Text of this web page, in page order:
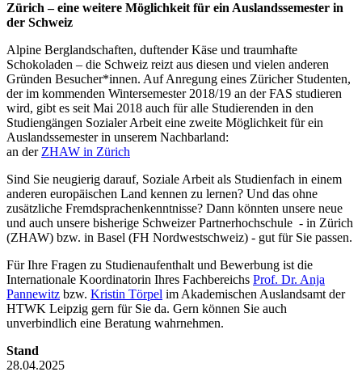
Zürich – eine weitere Möglichkeit für ein Auslandssemester in
der Schweiz
Alpine Berglandschaften, duftender Käse und traumhafte
Schokoladen – die Schweiz reizt aus diesen und vielen anderen
Gründen Besucher*innen. Auf Anregung eines Züricher Studenten,
der im kommenden Wintersemester 2018/19 an der FAS studieren
wird, gibt es seit Mai 2018 auch für alle Studierenden in den
Studiengängen Sozialer Arbeit eine zweite Möglichkeit für ein
Auslandssemester in unserem Nachbarland:
an der ZHAW in Zürich
Sind Sie neugierig darauf, Soziale Arbeit als Studienfach in einem
anderen europäischen Land kennen zu lernen? Und das ohne
zusätzliche Fremdsprachenkenntnisse? Dann könnten unsere neue
und auch unsere bisherige Schweizer Partnerhochschule - in Zürich
(ZHAW) bzw. in Basel (FH Nordwestschweiz) - gut für Sie passen.
Für Ihre Fragen zu Studienaufenthalt und Bewerbung ist die
Internationale Koordinatorin Ihres Fachbereichs Prof. Dr. Anja
Pannewitz bzw. Kristin Törpel im Akademischen Auslandsamt der
HTWK Leipzig gern für Sie da. Gern können Sie auch
unverbindlich eine Beratung wahrnehmen.
Stand
28.04.2025